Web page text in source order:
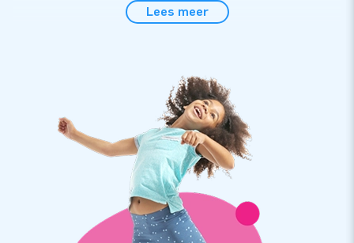
De IPS Baseball is ideaal om in te zetten tijdens bedrijfsuitjes,
transporteren doordat het in één compact deel zit. Je krijgt
de IPS Baseball geleverd inclusief blower,
verankeringsmateriaal, transportzak en een duidelijke
handleiding. Uiteraard kun je het IPS-systeem ook bij ons
kopen om de beleving helemaal compleet te maken!
Vertrouwd en topkwaliteit
Je kiest met JB kussens altijd voor topkwaliteit PVC. Al
Lees meer